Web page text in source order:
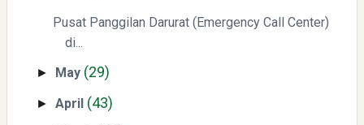
Pusat Panggilan Darurat (Emergency Call Center)
di...
► May (29)
►April (43)